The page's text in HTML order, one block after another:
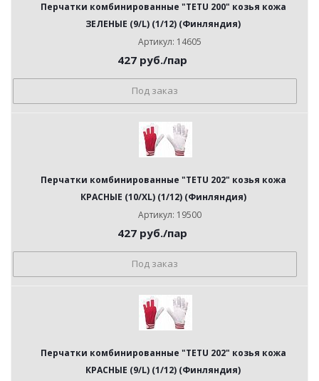
Перчатки комбинированные "TETU 200" козья кожа
ЗЕЛЕНЫЕ (9/L) (1/12) (Финляндия)
Артикул: 14605
427 руб./пар
Под заказ
Перчатки комбинированные "TETU 202" козья кожа
КРАСНЫЕ (10/XL) (1/12) (Финляндия)
Артикул: 19500
427 руб./пар
Под заказ
Перчатки комбинированные "TETU 202" козья кожа
КРАСНЫЕ (9/L) (1/12) (Финляндия)